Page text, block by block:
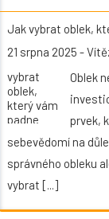
Jak vybrat oblek,
21 srpna 2025 -
Oblek
prvek,
sebevědomí na
správného obleku
vybrat [...]